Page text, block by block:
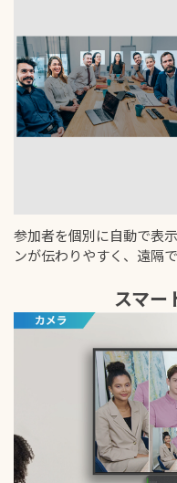
参加者を個別に自動で表
ンが伝わりやすく、遠隔
スマー